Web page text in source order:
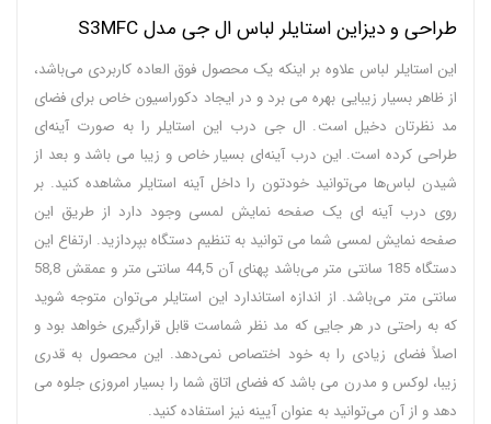
طراحی و دیزاین استایلر لباس ال جی مدل S3MFC
این استایلر لباس علاوه بر اینکه یک محصول فوق العاده کاربردی می‌باشد،
از ظاهر بسیار زیبایی بهره می‌ برد و در ایجاد دکوراسیون خاص برای فضای
مد نظرتان دخیل است. ال جی درب این استایلر را به صورت آینه‌ای
طراحی کرده است. این درب آینه‌ای بسیار خاص و زیبا می‌ باشد و بعد از
شیدن لباس‌ها می‌توانید خودتون را داخل آینه استایلر مشاهده کنید. بر
روی درب آینه‌ ای یک صفحه نمایش لمسی وجود دارد از طریق این
صفحه نمایش لمسی شما می‌ توانید به تنظیم دستگاه بپردازید. ارتفاع این
دستگاه 185 سانتی‌ متر می‌باشد پهنای آن 44,5 سانتی متر و عمقش 58,8
سانتی متر می‌باشد. از اندازه استاندارد این استایلر می‌توان متوجه شوید
که به راحتی در هر جایی که مد نظر شماست قابل قرارگیری خواهد بود و
اصلاً فضای زیادی را به خود اختصاص نمی‌دهد. این محصول به قدری
زیبا، لوکس و مدرن می‌ باشد که فضای اتاق شما را بسیار امروزی جلوه می‌
دهد و از آن می‌توانید به عنوان آیینه نیز استفاده کنید.